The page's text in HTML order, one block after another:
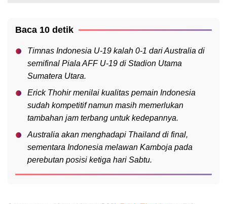
Baca 10 detik
Timnas Indonesia U-19 kalah 0-1 dari Australia di
semifinal Piala AFF U-19 di Stadion Utama
Sumatera Utara.
Erick Thohir menilai kualitas pemain Indonesia
sudah kompetitif namun masih memerlukan
tambahan jam terbang untuk kedepannya.
Australia akan menghadapi Thailand di final,
sementara Indonesia melawan Kamboja pada
perebutan posisi ketiga hari Sabtu.